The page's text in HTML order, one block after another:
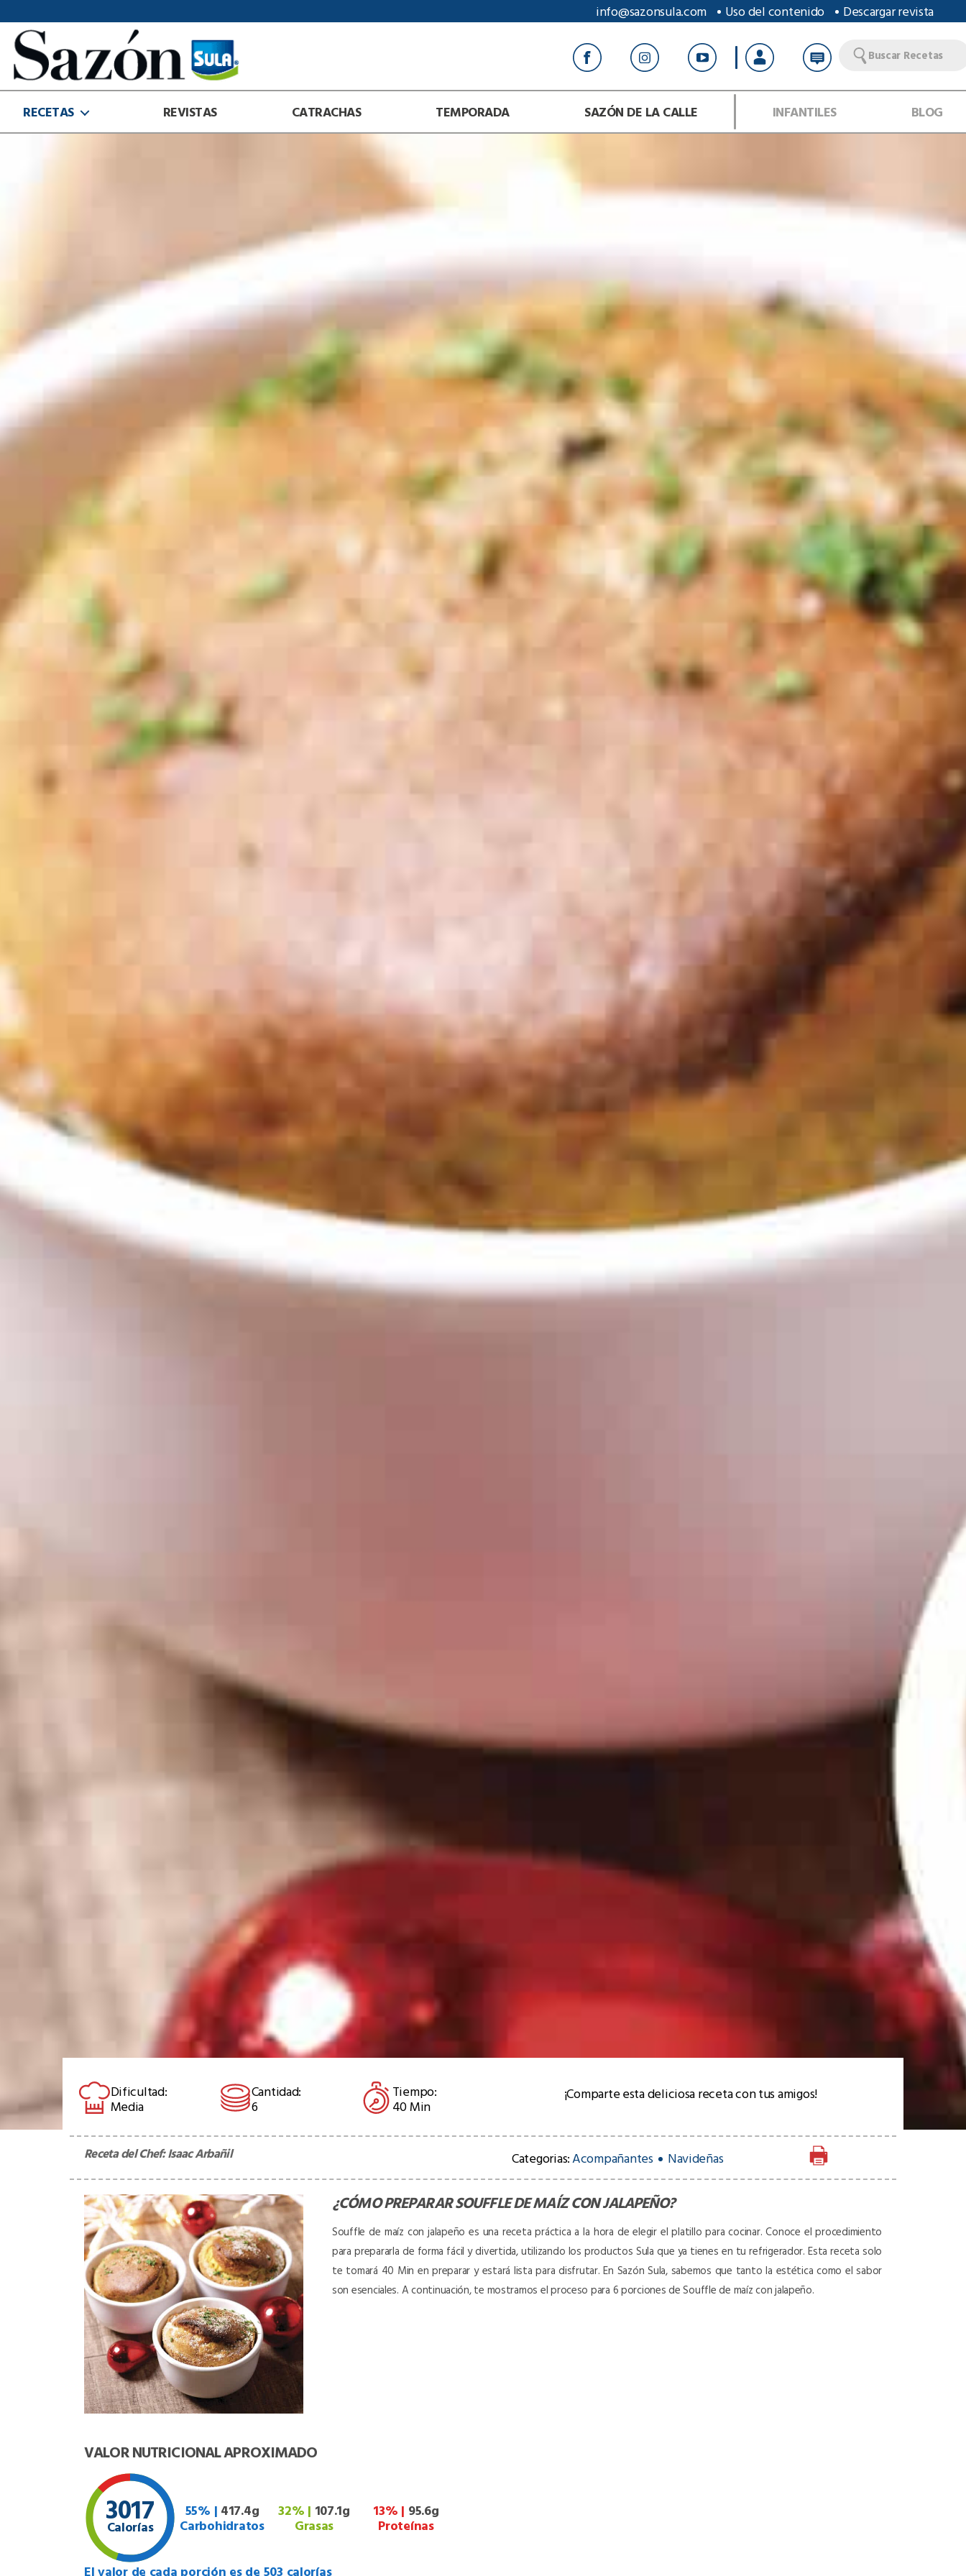
info@sazonsula.com Uso del contenido Descargar revista
Sazón
Sula
Buscar Recetas
RECETAS REVISTAS CATRACHAS TEMPORADA SAZÓN DE LA CALLE INFANTILES BLOG
Dificultad:
Media
Cantidad:
6
Tiempo:
40 Min
¡Comparte esta deliciosa receta con tus amigos!
Receta del Chef:Isaac Arbañil Categorias:Acompañantes Navideñas
¿CÓMO PREPARARSOUFFLE DE MAÍZ CON JALAPEÑO?
Souffle de maíz con jalapeño es una receta práctica a la hora de elegir el platillo para cocinar. Conoce el procedimiento
para prepararla de forma fácil y divertida, utilizando los productos Sula que ya tienes en tu refrigerador. Esta receta solo
te tomará 40 Min en preparar y estará lista para disfrutar. En Sazón Sula, sabemos que tanto la estética como el sabor
son esenciales. A continuación, te mostramos el proceso para 6 porciones de Souffle de maíz con jalapeño.
VALOR NUTRICIONAL APROXIMADO
3017
Calorías
55% | 417.4g
Carbohidratos
32% | 107.1g
Grasas
13% | 95.6g
Proteínas
El valor de cada porción es de 503 calorías